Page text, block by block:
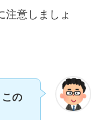
注意しましょ
の